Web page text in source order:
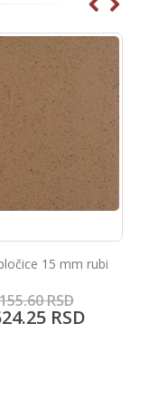
Taiga pino
RSD
RSD